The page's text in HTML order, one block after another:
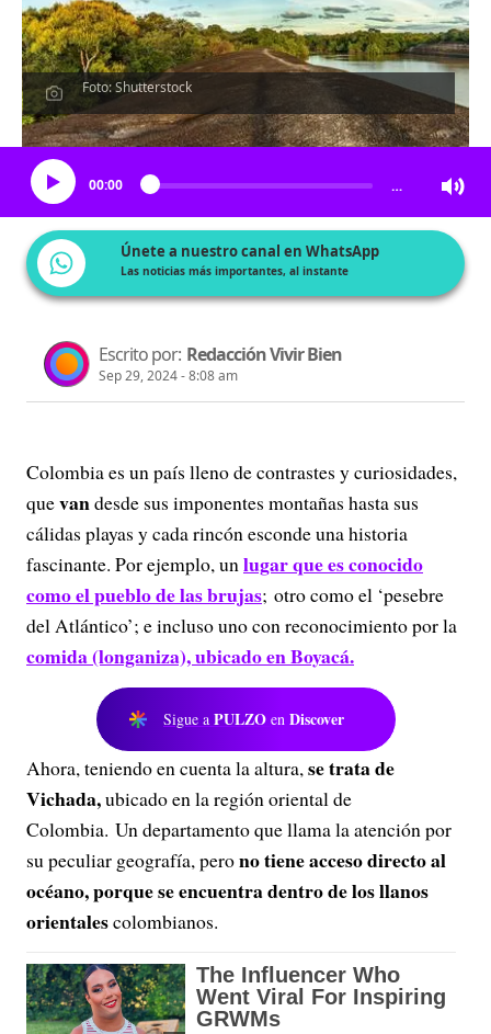
Foto: Shutterstock
Escucha el artículo
00:00 …
Únete a nuestro canal en WhatsApp
Las noticias más importantes, al instante
Escrito por: Redacción Vivir Bien
Sep 29, 2024 - 8:08 am
Colombia es un país lleno de contrastes y curiosidades,
quevandesde sus imponentes montañas hasta sus
cálidas playas y cada rincón esconde una historia
fascinante. Por ejemplo, unlugar que es conocido
como el pueblo de las brujas; otro como el ‘pesebre
del Atlántico’; e incluso uno con reconocimiento por la
comida (longaniza), ubicado en Boyacá.
Sigue a PULZO en Discover
Ahora, teniendo en cuenta la altura,se trata de
Vichada,ubicado en la región oriental de
Colombia. Un departamento que llama la atención por
su peculiar geografía, perono tiene acceso directo al
océano, porque se encuentra dentro de los llanos
orientalescolombianos.